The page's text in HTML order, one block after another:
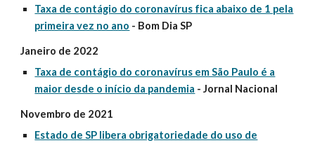
Taxa de contágio do coronavírus fica abaixo de 1 pela
primeira vez no ano - Bom Dia SP
Janeiro de 2022
Taxa de contágio do coronavírus em São Paulo é a
maior desde o início da pandemia - Jornal Nacional
Novembro de 2021
Estado de SP libera obrigatoriedade do uso de